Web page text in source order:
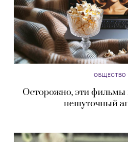
ОБЩЕСТВО
Осторожно, эти фильмы
нешуточный